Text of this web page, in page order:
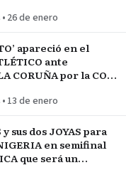
• 26 de enero
apareció en el
ante
CORUÑA por la COPA
• 13 de enero
sus dos JOYAS para
en semifinal
que será un